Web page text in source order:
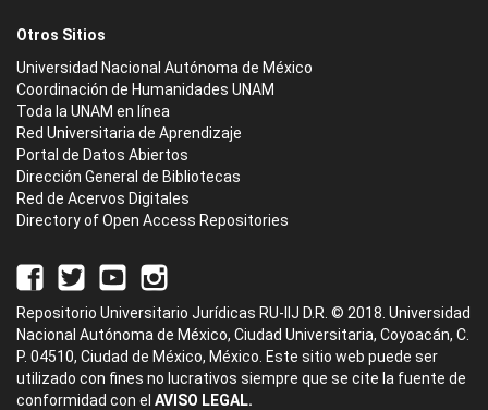
Otros Sitios
Universidad Nacional Autónoma de México
Coordinación de Humanidades UNAM
Toda la UNAM en línea
Red Universitaria de Aprendizaje
Portal de Datos Abiertos
Dirección General de Bibliotecas
Red de Acervos Digitales
Directory of Open Access Repositories
Repositorio Universitario Jurídicas RU-IIJ D.R. © 2018. Universidad
Nacional Autónoma de México, Ciudad Universitaria, Coyoacán, C.
P. 04510, Ciudad de México, México. Este sitio web puede ser
utilizado con fines no lucrativos siempre que se cite la fuente de
conformidad con el AVISO LEGAL.